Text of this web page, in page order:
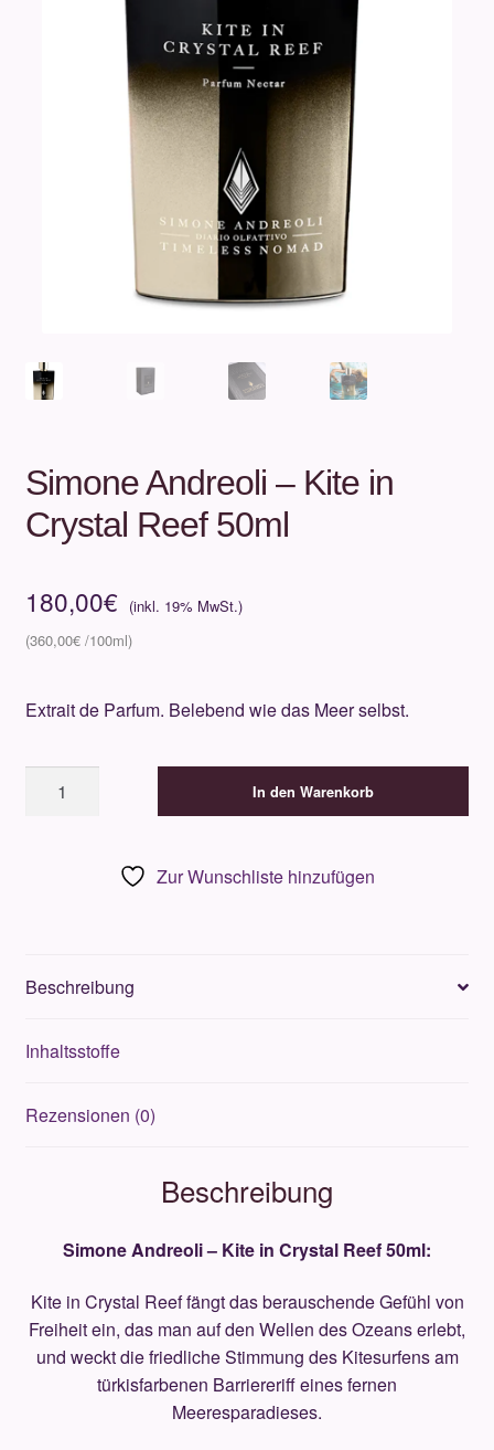
Simone Andreoli – Kite in
Crystal Reef 50ml
180,00€
360,00€
Extrait de Parfum. Belebend wie das Meer selbst.
Andreoli
Menge
In den Warenkorb
Zur Wunschliste hinzufügen
Beschreibung
Inhaltsstoffe
Rezensionen (0)
Beschreibung
Simone Andreoli – Kite in Crystal Reef 50ml:
Kite in Crystal Reef fängt das berauschende Gefühl von
Freiheit ein, das man auf den Wellen des Ozeans erlebt,
und weckt die friedliche Stimmung des Kitesurfens am
türkisfarbenen Barriereriff eines fernen
Meeresparadieses.